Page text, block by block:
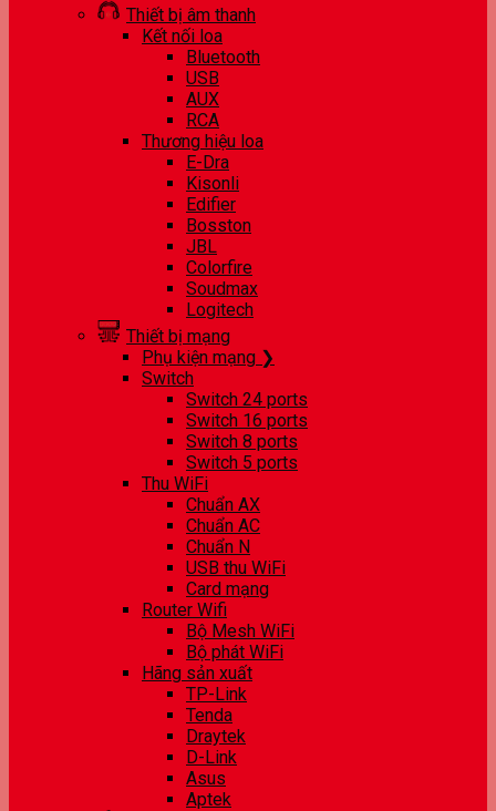
Thiết bị âm thanh
Kết nối loa
Bluetooth
USB
AUX
RCA
Thương hiệu loa
E-Dra
Kisonli
Edifier
Bosston
JBL
Colorfire
Soudmax
Logitech
Thiết bị mạng
Phụ kiện mạng ❯
Switch
Switch 24 ports
Switch 16 ports
Switch 8 ports
Switch 5 ports
Thu WiFi
Chuẩn AX
Chuẩn AC
Chuẩn N
USB thu WiFi
Card mạng
Router Wifi
Bộ Mesh WiFi
Bộ phát WiFi
Hãng sản xuất
TP-Link
Tenda
Draytek
D-Link
Asus
Aptek